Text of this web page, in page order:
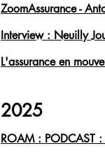
ZoomAssurance -
Interview : Neuilly
L'assurance en
2025
ROAM : PODCAST :